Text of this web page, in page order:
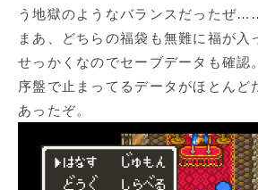
う地獄のようなバランスだったぜ
まあ、どちらの福袋も無難に福が入
せっかくなのでセーブデータも確認。
序盤で止まってるデータがほとんど
あったぞ。